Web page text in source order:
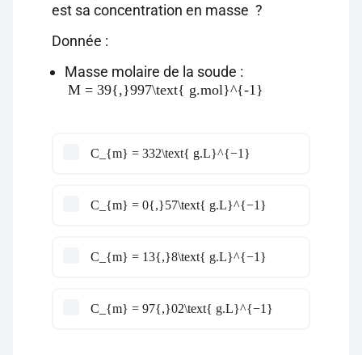
est sa concentration en masse ?
Donnée :
Masse molaire de la soude :
M = 39{,}997\text{ g.mol}^{-1}
C_{m} = 332\text{ g.L}^{−1}
C_{m} = 0{,}57\text{ g.L}^{−1}
C_{m} = 13{,}8\text{ g.L}^{−1}
C_{m} = 97{,}02\text{ g.L}^{−1}